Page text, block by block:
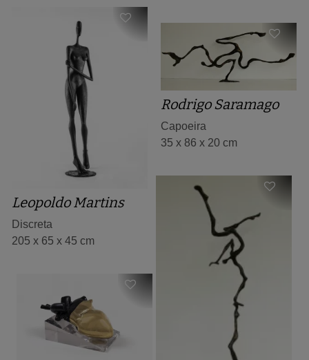
Leopoldo Martins
Discreta
205 x 65 x 45 cm
Rodrigo Saramago
Capoeira
35 x 86 x 20 cm